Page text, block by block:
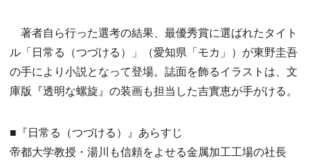
著者自ら行った選考の結果、最優秀賞に選ばれたタイト
ル「日常る（つづける）」（愛知県「モカ」）が東野圭吾
の手により小説となって登場。誌面を飾るイラストは、文
庫版『透明な螺旋』の装画も担当した吉實恵が手がける。
■『日常る（つづける）』あらすじ
帝都大学教授・湯川も信頼をよせる金属加工工場の社長